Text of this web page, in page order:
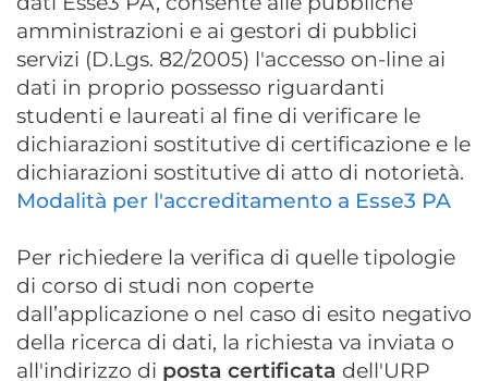
amministrazioni e ai gestori di pubblici
servizi (D.Lgs. 82/2005) l'accesso on-line ai
dati in proprio possesso riguardanti
studenti e laureati al fine di verificare le
dichiarazioni sostitutive di certificazione e le
dichiarazioni sostitutive di atto di notorietà.
Modalità per l'accreditamento a Esse3 PA
Per richiedere la verifica di quelle tipologie
di corso di studi non coperte
dall’applicazione o nel caso di esito negativo
della ricerca di dati, la richiesta va inviata o
all'indirizzo di posta certificata dell'URP